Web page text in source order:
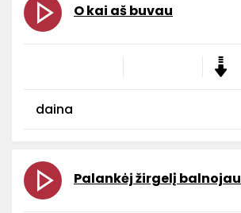
O kai aš buvau
daina
Palankėj žirgelį balnojau